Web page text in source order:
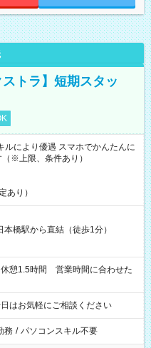
トラ】短期スタッ
により優遇 スマホでかんたんに
※上限、条件あり）
あり）
橋駅から直結（徒歩1分）
はお気軽にご相談ください
務 / パソコンスキル不要